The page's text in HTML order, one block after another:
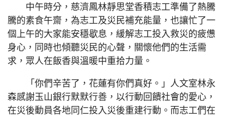
中午時分，慈濟鳳林靜思堂香積志工準備了熱騰
騰的素食午齋，為志工及災民補充能量，也讓忙了一
個上午的大家能安穩歇息，緩解志工投入救災的疲憊
身心，同時也傾聽災民的心聲，關懷他們的生活需
求，眾人在飯香與溫暖中重拾力量。
「你們辛苦了，花蓮有你們真好。」人文室林永
森感謝玉山銀行默默行善，以行動回饋社會的愛心，
在災後動員各地同仁投入災後重建行動。而志工們在